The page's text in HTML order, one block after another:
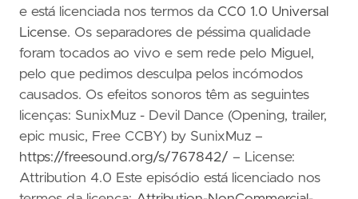
e está licenciada nos termos da CC0 1.0 Universal
License. Os separadores de péssima qualidade
foram tocados ao vivo e sem rede pelo Miguel,
pelo que pedimos desculpa pelos incómodos
causados. Os efeitos sonoros têm as seguintes
licenças: SunixMuz - Devil Dance (Opening, trailer,
epic music, Free CCBY) by SunixMuz –
https://freesound.org/s/767842/ – License:
Attribution 4.0 Este episódio está licenciado nos